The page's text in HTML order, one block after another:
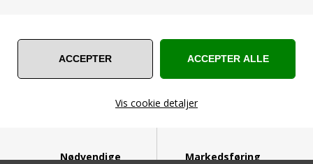
Vis cookie detaljer
Nødvendige Markedsføring
Varenummer 17513941
Varenummer 17531029